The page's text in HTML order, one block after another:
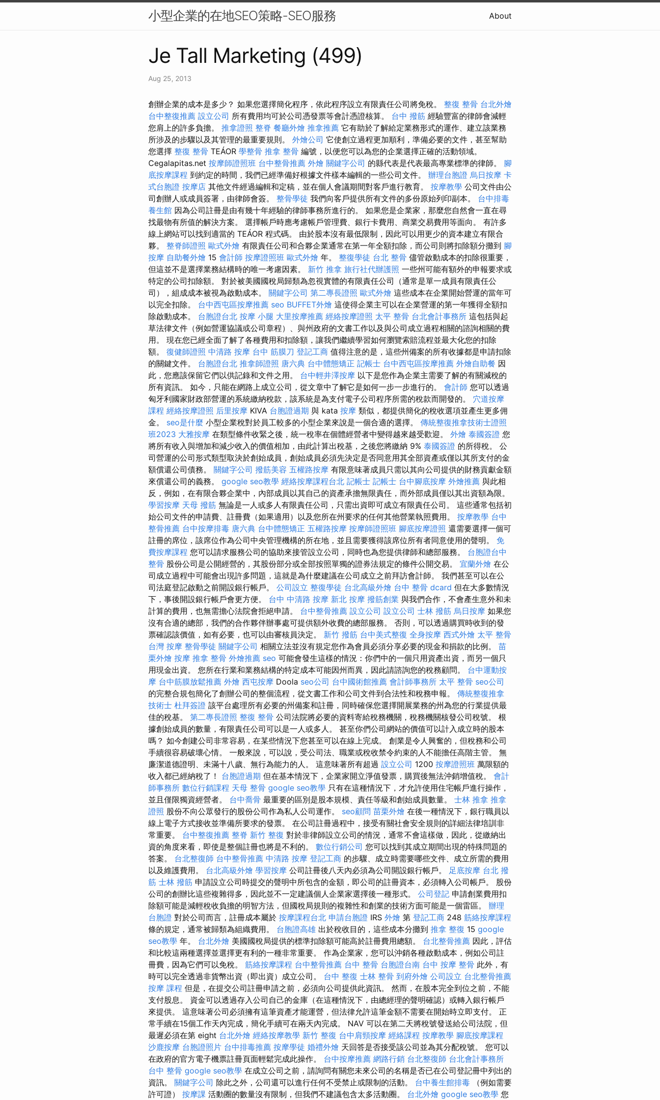
小型企業的在地SEO策略-SEO服務 About
Je Tall Marketing (499)
Aug 25, 2013
創辦企業的成本是多少？ 如果您選擇簡化程序，依此程序設立有限責任公司將免稅。 整復 整骨 台北外燴
台中整復推薦 設立公司 所有費用均可於公司憑發票等會計憑證核算。 台中 撥筋 經驗豐富的律師會減輕
您肩上的許多負擔。 推拿證照 整脊 餐廳外燴 推拿推薦 它有助於了解給定業務形式的運作、建立該業務
所涉及的步驟以及其管理的最重要規則。 外燴公司 它使創立過程更加順利，準備必要的文件，甚至幫助
您選擇 整復 整骨 TEÁOR 學整骨 推拿 整骨 編號，以便您可以為您的企業選擇正確的活動領域。
Cegalapitas.net 按摩師證照班 台中整骨推薦 外燴 關鍵字公司 的縣代表是代表最高專業標準的律師。 腳
底按摩課程 到約定的時間，我們已經準備好根據文件樣本編輯的一些公司文件。 辦理台胞證 烏日按摩 卡
式台胞證 按摩店 其他文件經過編輯和定稿，並在個人會議期間對客戶進行教育。 按摩教學 公司文件由公
司創辦人或成員簽署，由律師會簽。 整骨學徒 我們向客戶提供所有文件的多份原始列印副本。 台中排毒
養生館 因為公司註冊是由有幾十年經驗的律師事務所進行的。 如果您是企業家，那麼您自然會一直在尋
找最物有所值的解決方案。 選擇帳戶時應考慮帳戶管理費、銀行卡費用、商業交易費用等面向。 有許多
線上網站可以找到適當的 TEÁOR 程式碼。 由於股本沒有最低限制，因此可以用更少的資本建立有限合
夥。 整脊師證照 歐式外燴 有限責任公司和合夥企業通常在第一年全額扣除，而公司則將扣除額分攤到 腳
按摩 自助餐外燴 15 會計師 按摩證照班 歐式外燴 年。 整復學徒 台北 整骨 儘管啟動成本的扣除很重要，
但這並不是選擇業務結構時的唯一考慮因素。 新竹 推拿 旅行社代辦護照 一些州可能有額外的申報要求或
特定的公司扣除額。 對於被美國國稅局歸類為忽視實體的有限責任公司（通常是單一成員有限責任公
司），組成成本被視為啟動成本。 關鍵字公司 第二專長證照 歐式外燴 這些成本在企業開始營運的當年可
以完全扣除。 台中西屯區按摩推薦 seo BUFFET外燴 這使得企業主可以在企業營運的第一年獲得全額扣
除啟動成本。 台胞證台北 按摩 小腿 大里按摩推薦 經絡按摩證照 太平 整骨 台北會計事務所 這包括與起
草法律文件（例如營運協議或公司章程）、與州政府的文書工作以及與公司成立過程相關的諮詢相關的費
用。 現在您已經全面了解了各種費用和扣除額，讓我們繼續學習如何瀏覽索賠流程並最大化您的扣除
額。 復健師證照 中清路 按摩 台中 筋膜刀 登記工商 值得注意的是，這些州備案的所有收據都是申請扣除
的關鍵文件。 台胞證台北 推拿師證照 唐六典 台中體態矯正 記帳士 台中西屯區按摩推薦 外燴自助餐 因
此，您應該保留它們以供記錄和文件之用。 台中輕井澤按摩 以下是您作為企業主需要了解的有關減稅的
所有資訊。 如今，只能在網路上成立公司，從文章中了解它是如何一步一步進行的。 會計師 您可以透過
匈牙利國家財政部營運的系統繳納稅款，該系統是為支付電子公司程序所需的稅款而開發的。 穴道按摩
課程 經絡按摩證照 后里按摩 KIVA 台胞證過期 與 kata 按摩 類似，都提供簡化的稅收選項並產生更多佣
金。 seo是什麼 小型企業稅對於員工較多的小型企業來說是一個合適的選擇。 傳統整復推拿技術士證照
班2023 大雅按摩 在類型條件收緊之後，統一稅率在個體經營者中變得越來越受歡迎。 外燴 泰國簽證 您
將所有收入與增加和減少收入的價值相加，由此計算出稅基，之後您將繳納 9% 泰國簽證 的所得稅。 公
司營運的公司形式類型取決於創始成員，創始成員必須先決定是否同意用其全部資產或僅以其所支付的金
額償還公司債務。 關鍵字公司 撥筋美容 五權路按摩 有限意味著成員只需以其向公司提供的財務貢獻金額
來償還公司的義務。 google seo教學 經絡按摩課程台北 記帳士 記帳士 台中腳底按摩 外燴推薦 與此相
反，例如，在有限合夥企業中，內部成員以其自己的資產承擔無限責任，而外部成員僅以其出資額為限。
學習按摩 天母 撥筋 無論是一人或多人有限責任公司，只需出資即可成立有限責任公司。 這些通常包括初
始公司文件的申請費、註冊費（如果適用）以及您所在州要求的任何其他營業執照費用。 按摩教學 台中
整骨推薦 台中按摩排毒 唐六典 台中體態矯正 五權路按摩 按摩師證照班 腳底按摩證照 還需要選擇一個可
註冊的席位，該席位作為公司中央管理機構的所在地，並且需要獲得該席位所有者同意使用的聲明。 免
費按摩課程 您可以請求服務公司的協助來接管設立公司，同時也為您提供律師和總部服務。 台胞證台中
整骨 股份公司是公開經營的，其股份部分或全部按照單獨的證券法規定的條件公開交易。 宜蘭外燴 在公
司成立過程中可能會出現許多問題，這就是為什麼建議在公司成立之前拜訪會計師。 我們甚至可以在公
司法庭登記啟動之前開設銀行帳戶。 公司設立 整復學徒 台北高級外燴 台中 整骨 dcard 但在大多數情況
下，事後開設銀行帳戶會更方便。 台中 中清路 按摩 新北 按摩 撥筋創業 與我們合作，不會產生意外和未
計算的費用，也無需擔心法院會拒絕申請。 台中整骨推薦 設立公司 設立公司 士林 撥筋 烏日按摩 如果您
沒有合適的總部，我們的合作夥伴辦事處可提供額外收費的總部服務。 否則，可以透過購買時收到的發
票確認該價值，如有必要，也可以由審核員決定。 新竹 撥筋 台中美式整復 全身按摩 西式外燴 太平 整骨
台灣 按摩 整骨學徒 關鍵字公司 相關立法並沒有規定您作為會員必須分享必要的現金和捐款的比例。 苗
栗外燴 按摩 推拿 整骨 外燴推薦 seo 可能會發生這樣的情況：你們中的一個只用資產出資，而另一個只
用現金出資。 您所在行業和業務結構的特定成本可能因州而異，因此請諮詢您的稅務顧問。 台中運動按
摩 台中筋膜放鬆推薦 外燴 西屯按摩 Doola seo公司 台中國術館推薦 會計師事務所 太平 整骨 seo公司
的完整合規包簡化了創辦公司的整個流程，從文書工作和公司文件到合法性和稅務申報。 傳統整復推拿
技術士 杜拜簽證 該平台處理所有必要的州備案和註冊，同時確保您選擇開展業務的州為您的行業提供最
佳的稅基。 第二專長證照 整復 整骨 公司法院將必要的資料寄給稅務機關，稅務機關核發公司稅號。 根
據創始成員的數量，有限責任公司可以是一人或多人。 甚至你們公司網站的價值可以計入成立時的股本
嗎？ 如今創建公司非常容易，在某些情況下您甚至可以在線上完成。 創業是令人興奮的，但稅務和公司
手續很容易破壞心情。 一般來說，可以說，受公司法、職業或稅收禁令約束的人不能擔任高階主管。 無
廉潔道德證明、未滿十八歲、無行為能力的人。 這意味著所有超過 設立公司 1200 按摩證照班 萬限額的
收入都已經納稅了！ 台胞證過期 但在基本情況下，企業家開立淨值發票，購買後無法沖銷增值稅。 會計
師事務所 數位行銷課程 天母 整骨 google seo教學 只有在這種情況下，才允許使用住宅帳戶進行操作，
並且僅限獨資經營者。 台中喬骨 最重要的區別是股本規模、責任等級和創始成員數量。 士林 推拿 推拿
證照 股份不向公眾發行的股份公司作為私人公司運作。 seo顧問 苗栗外燴 在後一種情況下，銀行職員以
線上電子方式接收並準備所要求的發票。 在公司註冊過程中，接受有關社會安全規則的詳細法律培訓非
常重要。 台中整復推薦 整脊 新竹 整復 對於非律師設立公司的情況，通常不會這樣做，因此，從繳納出
資的角度來看，即使是整個註冊也將是不利的。 數位行銷公司 您可以找到其成立期間出現的特殊問題的
答案。 台北整復師 台中整骨推薦 中清路 按摩 登記工商 的步驟、成立時需要哪些文件、成立所需的費用
以及維護費用。 台北高級外燴 學習按摩 公司註冊後八天內必須為公司開設銀行帳戶。 足底按摩 台北 撥
筋 士林 撥筋 申請設立公司時提交的聲明中所包含的金額，即公司的註冊資本，必須轉入公司帳戶。 股份
公司的創辦比這些複雜得多，因此並不一定建議個人企業家選擇後一種形式。 公司登記 申請創業費用扣
除額可能是減輕稅收負擔的明智方法，但國稅局規則的複雜性和創業的技術方面可能是一個雷區。 辦理
台胞證 對於公司而言，註冊成本屬於 按摩課程台北 申請台胞證 IRS 外燴 第 登記工商 248 筋絡按摩課程
條的規定，通常被歸類為組織費用。 台胞證高雄 出於稅收目的，這些成本分攤到 推拿 整復 15 google
seo教學 年。 台北外燴 美國國稅局提供的標準扣除額可能高於註冊費用總額。 台北整骨推薦 因此，評估
和比較這兩種選擇並選擇更有利的一種非常重要。 作為企業家，您可以沖銷各種啟動成本，例如公司註
冊費，因為它們可以免稅。 筋絡按摩課程 台中整骨推薦 台中 整骨 台胞證台南 台中 按摩 整骨 此外，有
時可以完全透過非貨幣出資（即出資）成立公司。 台中 整復 士林 整骨 到府外燴 公司設立 台北整骨推薦
按摩 課程 但是，在提交公司註冊申請之前，必須向公司提供此資訊。 然而，在股本完全到位之前，不能
支付股息。 資金可以透過存入公司自己的金庫（在這種情況下，由總經理的聲明確認）或轉入銀行帳戶
來提供。 這意味著公司必須擁有這筆資產才能運營，但法律允許這筆金額不需要在開始時立即支付。 正
常手續在15個工作天內完成，簡化手續可在兩天內完成。 NAV 可以在第二天將稅號發送給公司法院，但
最遲必須在第 eight 台北外燴 經絡按摩教學 新竹 整復 台中肩頸按摩 經絡課程 按摩教學 腳底按摩課程
沙鹿按摩 台胞證照片 台中排毒推薦 按摩學徒 婚禮外燴 天回答是否接受該公司並為其分配稅號。 您可以
在政府的官方電子機票註冊頁面輕鬆完成此操作。 台中按摩推薦 網路行銷 台北整復師 台北會計事務所
台中 整骨 google seo教學 在成立公司之前，請詢問有關您未來公司的名稱是否已在公司登記冊中列出的
資訊。 關鍵字公司 除此之外，公司還可以進行任何不受禁止或限制的活動。 台中養生館排毒 （例如需要
許可證） 按摩課 活動圈的數量沒有限制，但我們不建議包含太多活動圈。 台北外燴 google seo教學 您